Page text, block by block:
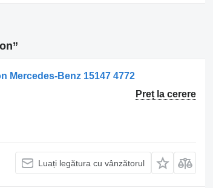
Mercedes-Benz 15147 4772
Preț la cerere
Luați legătura cu vânzătorul